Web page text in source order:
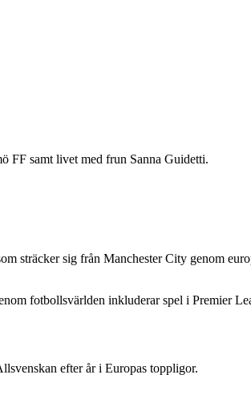
FF samt livet med frun Sanna Guidetti.
sträcker sig från Manchester City genom
fotbollsvärlden inkluderar spel i Premier
efter år i Europas toppligor.